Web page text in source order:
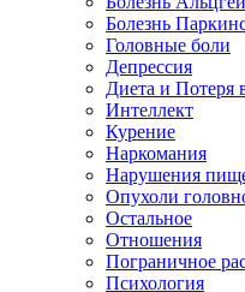
Болезнь
Головные боли
Депрессия
Диета и Потеря
Интеллект
Курение
Наркомания
Нарушения
Опухоли
Остальное
Отношения
Пограничное
Психология